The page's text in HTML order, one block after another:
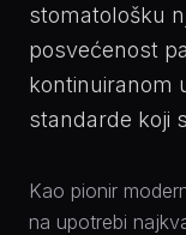
stomatološku
posvećenost
kontinuiranom
standarde koji
Kao pionir
na upotrebi